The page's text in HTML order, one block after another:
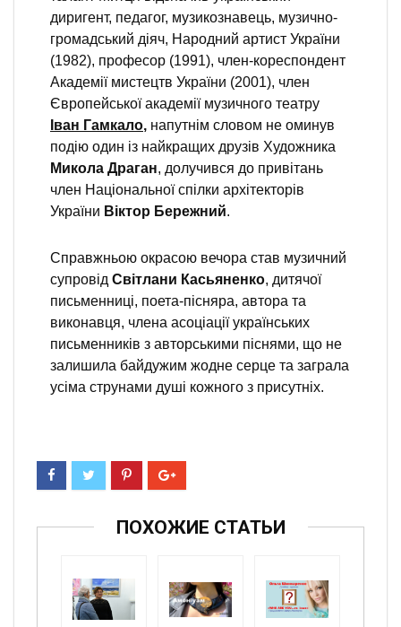
диригент, педагог, музикознавець, музично-
громадський діяч, Народний артист України
(1982), професор (1991), член-кореспондент
Академії мистецтв України (2001), член
Європейської академії музичного театру
Іван Гамкало, напутнім словом не оминув
подію один із найкращих друзів Художника
Микола Драган, долучився до привітань
член Національної спілки архітекторів
України Віктор Бережний.
Справжньою окрасою вечора став музичний
супровід Світлани Касьяненко, дитячої
письменниці, поета-пісняра, автора та
виконавця, члена асоціації українських
письменників з авторськими піснями, що не
залишила байдужим жодне серце та заграла
усіма струнами душі кожного з присутніх.
ПОХОЖИЕ СТАТЬИ